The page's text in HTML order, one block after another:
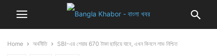
Home অর্থনীতি SBI-এর শেয়ার 670 টাকা ছাড়িয়ে যাবে, এখন কিনলে লাভ নিশ্চিত